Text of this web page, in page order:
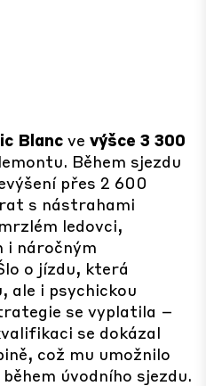
Blanc ve výšce 3 300
Během sjezdu
přes 2 600
s nástrahami
ledovci,
i náročným
o jízdu, která
ale i psychickou
se vyplatila –
se dokázal
což mu umožnilo
úvodního sjezdu.